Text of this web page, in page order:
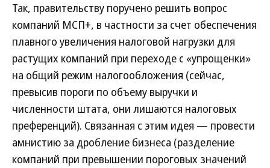
Так, правительству поручено решить вопрос
компаний МСП+, в частности за счет обеспечения
плавного увеличения налоговой нагрузки для
растущих компаний при переходе с «упрощенки»
на общий режим налогообложения (сейчас,
превысив пороги по объему выручки и
численности штата, они лишаются налоговых
преференций). Связанная с этим идея — провести
амнистию за дробление бизнеса (разделение
компаний при превышении пороговых значений